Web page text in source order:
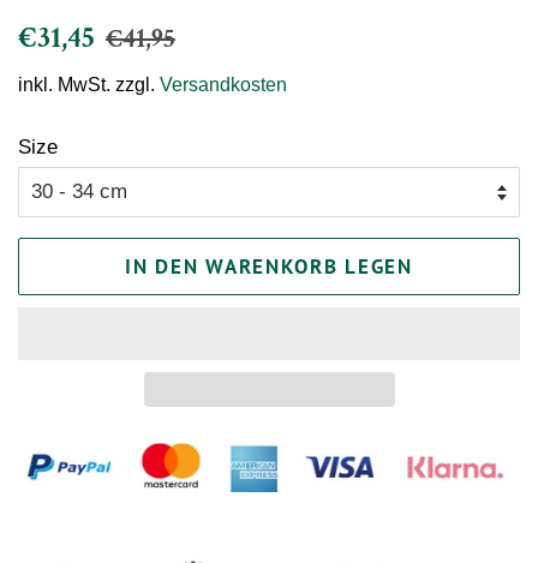
Normaler
€31,45 Sonderpreis
€41,95
inkl. MwSt. zzgl. Versandkosten
Size
IN DEN WARENKORB LEGEN